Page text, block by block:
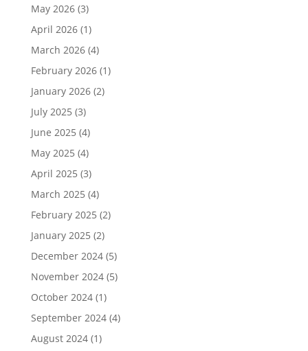
May 2026(3)
April 2026(1)
March 2026(4)
February 2026(1)
January 2026(2)
July 2025 (3)
June 2025 (4)
May 2025 (4)
April 2025 (3)
March 2025 (4)
February 2025 (2)
January 2025 (2)
December 2024(5)
November 2024(5)
October 2024(1)
September 2024(4)
August 2024(1)